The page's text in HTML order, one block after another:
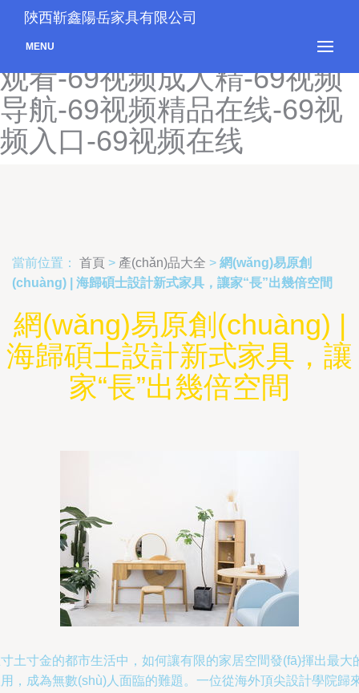
69日本hd-69日本人-69色导
航-69色精品导航-69社在线
观看-69视频成人精-69视频
导航-69视频精品在线-69视
频入口-69视频在线
陜西靳鑫陽岳家具有限公司
MENU
當前位置： 首頁 > 產(chǎn)品大全 > 網(wǎng)易原創
(chuàng) | 海歸碩士設計新式家具，讓家“長”出幾倍空間
網(wǎng)易原創(chuàng) |
海歸碩士設計新式家具，讓
家“長”出幾倍空間
土寸金的都市生活中，如何讓有限的家居空間發(fā)揮出最大
，成為無數(shù)人面臨的難題。一位從海外頂尖設計學院歸